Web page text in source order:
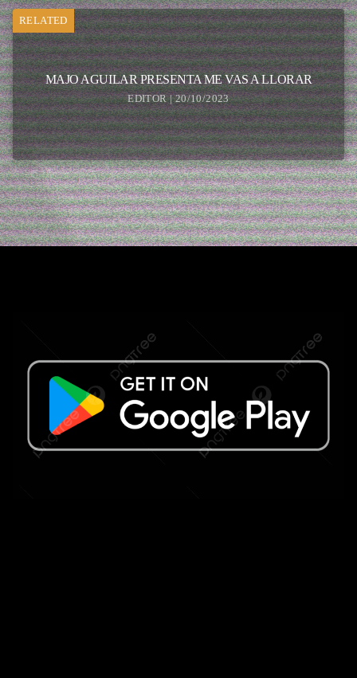
RELATED
MAJO AGUILAR PRESENTA ME VAS A LLORAR
EDITOR | 20/10/2023